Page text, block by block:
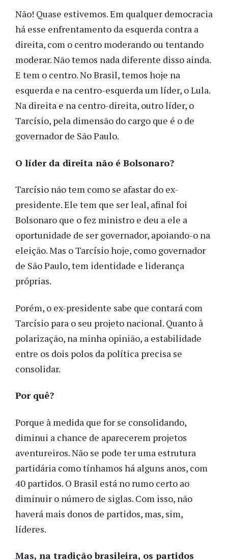
Não! Quase estivemos. Em qualquer democracia
há esse enfrentamento da esquerda contra a
direita, com o centro moderando ou tentando
moderar. Não temos nada diferente disso ainda.
E tem o centro. No Brasil, temos hoje na
esquerda e na centro-esquerda um líder, o Lula.
Na direita e na centro-direita, outro líder, o
Tarcísio, pela dimensão do cargo que é o de
governador de São Paulo.
O líder da direita não é Bolsonaro?
Tarcísio não tem como se afastar do ex-
presidente. Ele tem que ser leal, afinal foi
Bolsonaro que o fez ministro e deu a ele a
oportunidade de ser governador, apoiando-o na
eleição. Mas o Tarcísio hoje, como governador
de São Paulo, tem identidade e liderança
próprias.
Porém, o ex-presidente sabe que contará com
Tarcísio para o seu projeto nacional. Quanto à
polarização, na minha opinião, a estabilidade
entre os dois polos da política precisa se
consolidar.
Por quê?
Porque à medida que for se consolidando,
diminui a chance de aparecerem projetos
aventureiros. Não se pode ter uma estrutura
partidária como tínhamos há alguns anos, com
40 partidos. O Brasil está no rumo certo ao
diminuir o número de siglas. Com isso, não
haverá mais donos de partidos, mas, sim,
líderes.
Mas, na tradição brasileira, os partidos